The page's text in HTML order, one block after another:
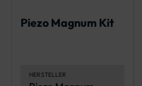
Piezo Magnum Kit
HERSTELLER